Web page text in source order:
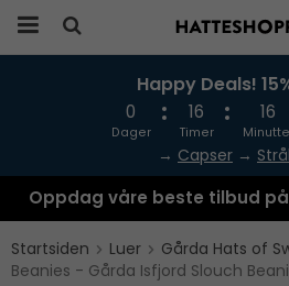
Produktet har blitt lagt til i
Happy Deals!
0
Dager
16
Timer
16
→ Capser →
Oppdag våre beste tilbud
Startsiden Luer
Gårda Hats of
Beanies - Gårda Isfjord Slouch